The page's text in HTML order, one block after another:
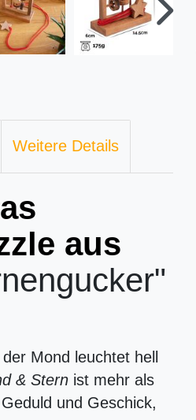
Weitere Details
aus
Mond leuchtet hell
& Stern ist mehr als
und Geschick,